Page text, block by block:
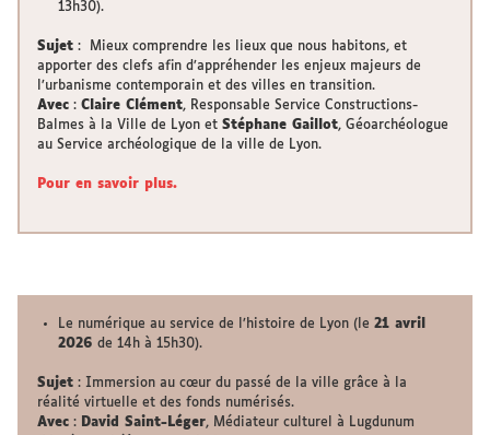
13h30).
Sujet : Mieux comprendre les lieux que nous habitons, et
apporter des clefs afin d’appréhender les enjeux majeurs de
l’urbanisme contemporain et des villes en transition.
Avec : Claire Clément, Responsable Service Constructions-
Balmes à la Ville de Lyon et Stéphane Gaillot, Géoarchéologue
au Service archéologique de la ville de Lyon.
Pour en savoir plus.
Le numérique au service de l’histoire de Lyon (le21 avril
2026 de 14h à 15h30).
Sujet : Immersion au cœur du passé de la ville grâce à la
réalité virtuelle et des fonds numérisés.
Avec : David Saint-Léger, Médiateur culturel à Lugdunum